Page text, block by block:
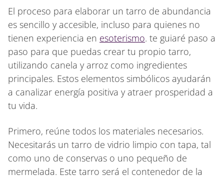
El proceso para elaborar un tarro de abundancia
es sencillo y accesible, incluso para quienes no
tienen experiencia en esoterismo. te guiaré paso a
paso para que puedas crear tu propio tarro,
utilizando canela y arroz como ingredientes
principales. Estos elementos simbólicos ayudarán
a canalizar energía positiva y atraer prosperidad a
tu vida.
Primero, reúne todos los materiales necesarios.
Necesitarás un tarro de vidrio limpio con tapa, tal
como uno de conservas o uno pequeño de
mermelada. Este tarro será el contenedor de la